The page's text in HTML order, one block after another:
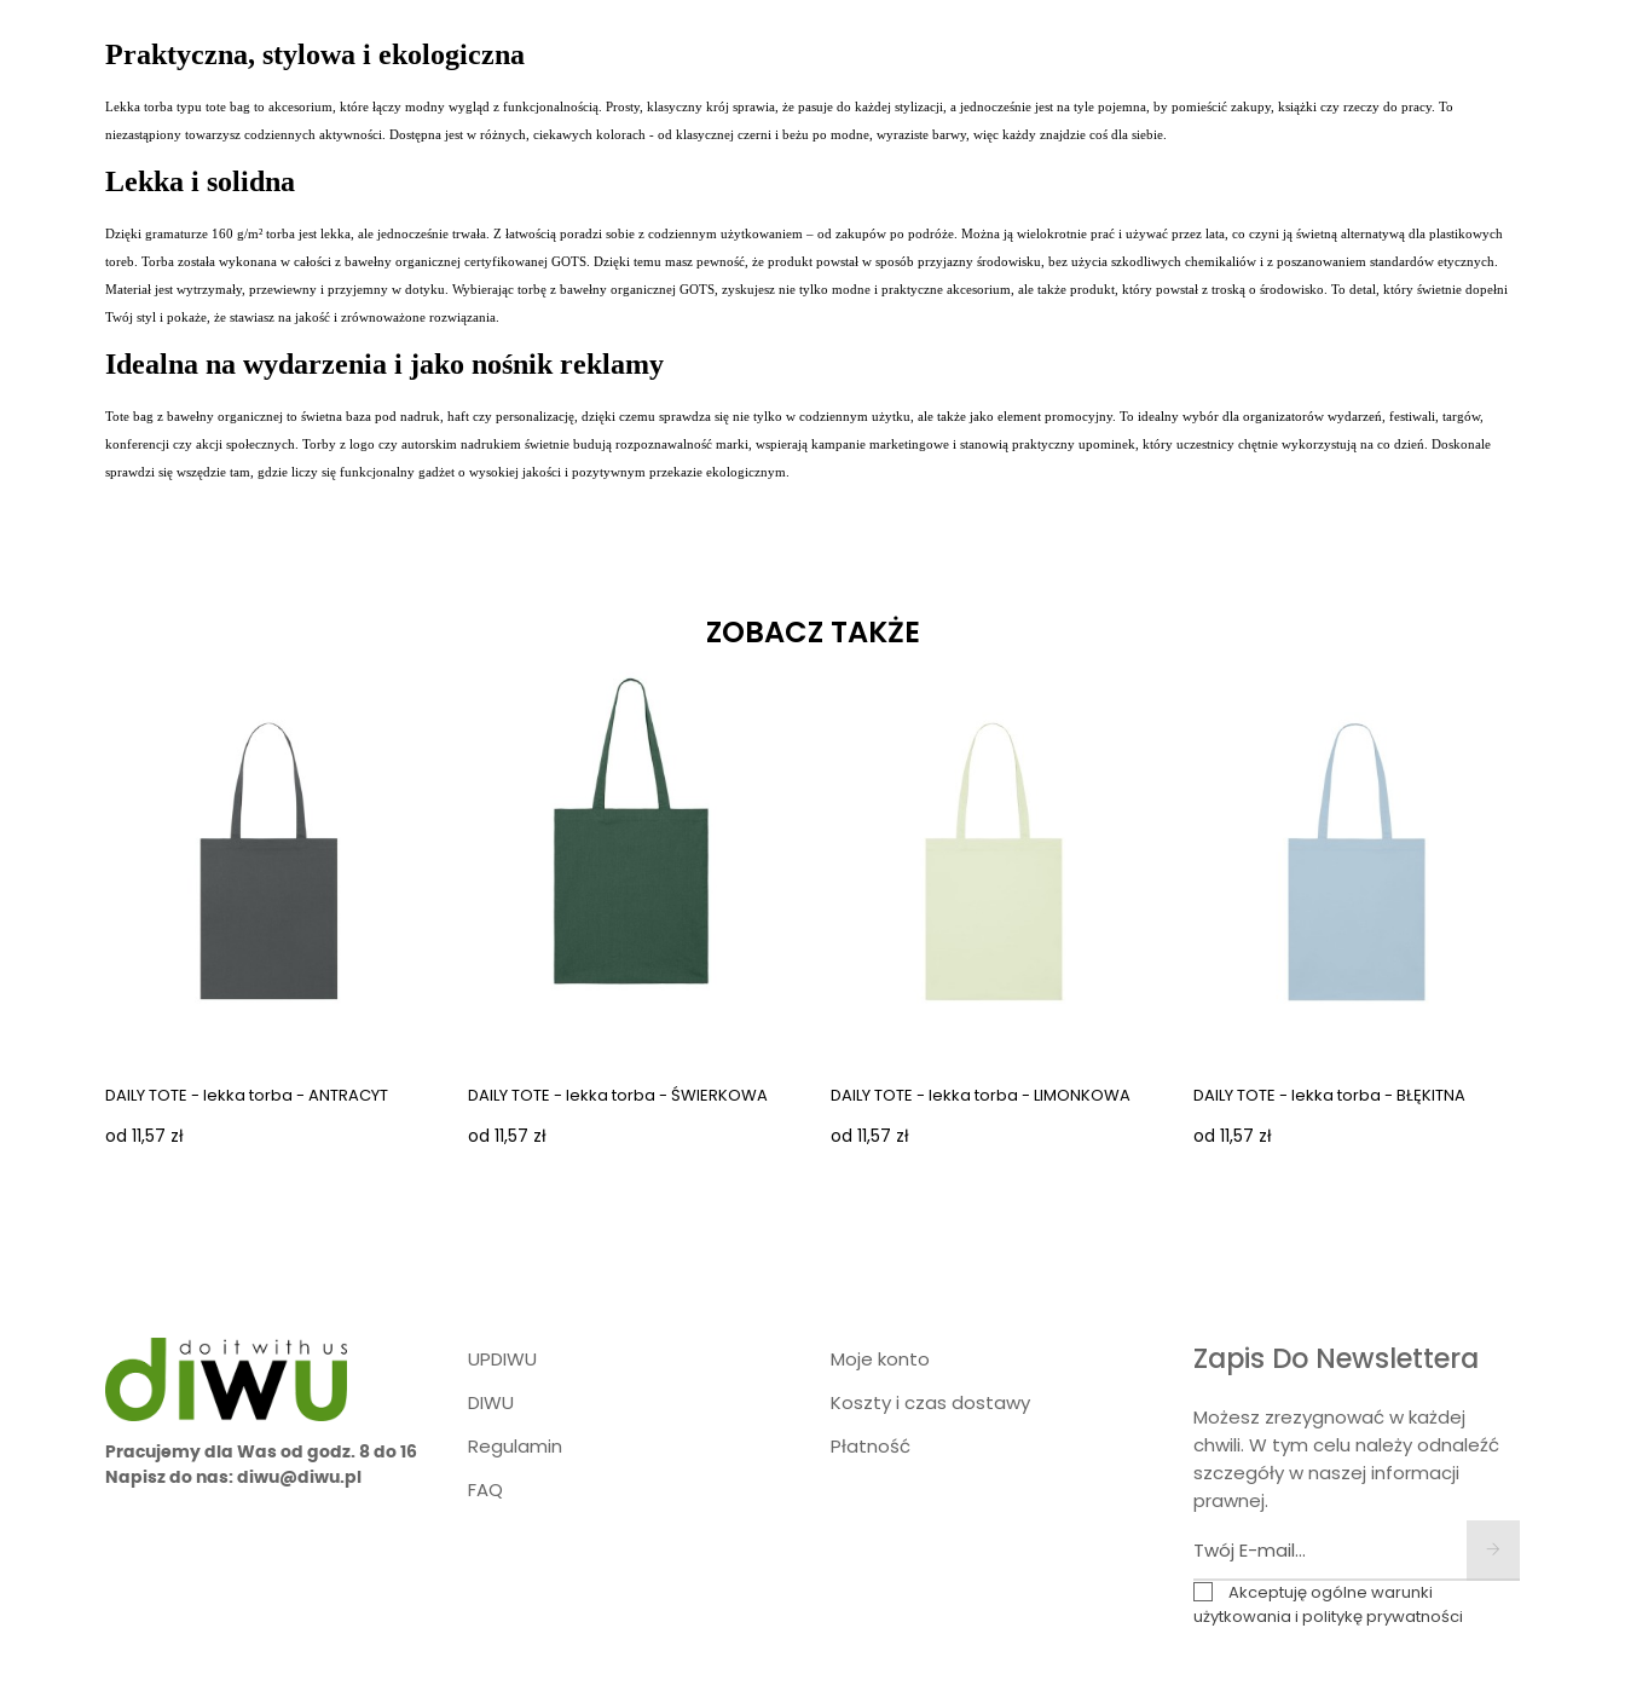
Praktyczna, stylowa i ekologiczna
Lekka torba typu tote bag to akcesorium, które łączy modny wygląd z funkcjonalnością. Prosty, klasyczny krój sprawia, że pasuje do każdej stylizacji, a jednocześnie jest na tyle pojemna, by pomieścić zakupy, książki czy rzeczy do pracy. To
niezastąpiony towarzysz codziennych aktywności. Dostępna jest w różnych, ciekawych kolorach - od klasycznej czerni i beżu po modne, wyraziste barwy, więc każdy znajdzie coś dla siebie.
Lekka i solidna
Dzięki gramaturze 160 g/m² torba jest lekka, ale jednocześnie trwała. Z łatwością poradzi sobie z codziennym użytkowaniem – od zakupów po podróże. Można ją wielokrotnie prać i używać przez lata, co czyni ją świetną alternatywą dla plastikowych
toreb. Torba została wykonana w całości z bawełny organicznej certyfikowanej GOTS. Dzięki temu masz pewność, że produkt powstał w sposób przyjazny środowisku, bez użycia szkodliwych chemikaliów i z poszanowaniem standardów etycznych.
Materiał jest wytrzymały, przewiewny i przyjemny w dotyku. Wybierając torbę z bawełny organicznej GOTS, zyskujesz nie tylko modne i praktyczne akcesorium, ale także produkt, który powstał z troską o środowisko. To detal, który świetnie dopełni
Twój styl i pokaże, że stawiasz na jakość i zrównoważone rozwiązania.
Idealna na wydarzenia i jako nośnik reklamy
Tote bag z bawełny organicznej to świetna baza pod nadruk, haft czy personalizację, dzięki czemu sprawdza się nie tylko w codziennym użytku, ale także jako element promocyjny. To idealny wybór dla organizatorów wydarzeń, festiwali, targów,
konferencji czy akcji społecznych. Torby z logo czy autorskim nadrukiem świetnie budują rozpoznawalność marki, wspierają kampanie marketingowe i stanowią praktyczny upominek, który uczestnicy chętnie wykorzystują na co dzień. Doskonale
sprawdzi się wszędzie tam, gdzie liczy się funkcjonalny gadżet o wysokiej jakości i pozytywnym przekazie ekologicznym.
ZOBACZ TAKŻE
DAILY TOTE - lekka torba - ANTRACYT
od 11,57 zł
DAILY TOTE - lekka torba - ŚWIERKOWA
od 11,57 zł
DAILY TOTE - lekka torba - LIMONKOWA
od 11,57 zł
DAILY TOTE - lekka torba - BŁĘKITNA
od 11,57 zł
Pracujemy dla Was od godz. 8 do 16
Napisz do nas: diwu@diwu.pl
UPDIWU
DIWU
Regulamin
FAQ
Moje konto
Koszty i czas dostawy
Płatność
Zapis Do Newslettera
Możesz zrezygnować w każdej
chwili. W tym celu należy odnaleźć
szczegóły w naszej informacji
prawnej.
Akceptuję ogólne warunki
użytkowania i politykę prywatności